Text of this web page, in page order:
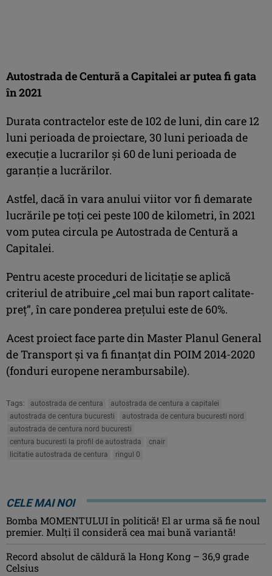
Autostrada de Centură a Capitalei ar putea fi gata
în 2021
Durata contractelor este de 102 de luni, din care 12
luni perioada de proiectare, 30 luni perioada de
execuţie a lucrarilor şi 60 de luni perioada de
garanţie a lucrărilor.
Astfel, dacă în vara anului viitor vor fi demarate
lucrările pe toţi cei peste 100 de kilometri, în 2021
vom putea circula pe Autostrada de Centură a
Capitalei.
Pentru aceste proceduri de licitație se aplică
criteriul de atribuire „cel mai bun raport calitate-
preț”, în care ponderea prețului este de 60%.
Acest proiect face parte din Master Planul General
de Transport și va fi finanțat din POIM 2014-2020
(fonduri europene nerambursabile).
Tags: autostrada de centura
autostrada de centura a capitalei
autostrada de centura bucuresti
autostrada de centura bucuresti nord
autostrada de centura nord bucuresti
centura bucuresti la profil de autostrada
cnair
licitatie autostrada de centura
ringul 0
CELE MAI NOI
Bomba MOMENTULUI în politică! El ar urma să fie noul
premier. Mulți îl consideră cea mai bună variantă!
Record absolut de căldură la Hong Kong – 36,9 grade
Celsius